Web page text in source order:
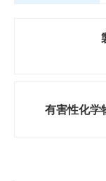
有害性化学